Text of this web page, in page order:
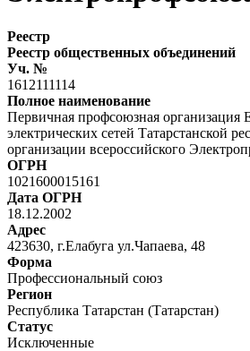
Реестр
Реестр общественных объединений
Уч. №
1612111114
Полное наименование
Первичная профсоюзная организация
электрических сетей Татарстанской
организации всероссийского
ОГРН
1021600015161
Дата ОГРН
18.12.2002
Адрес
423630, г.Елабуга ул.Чапаева, 48
Форма
Профессиональный союз
Регион
Республика Татарстан (Татарстан)
Статус
Исключенные